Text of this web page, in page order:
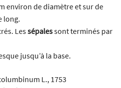
environ de diamètre et sur de
long.
Lessépalessont terminés par
jusqu’à la base.